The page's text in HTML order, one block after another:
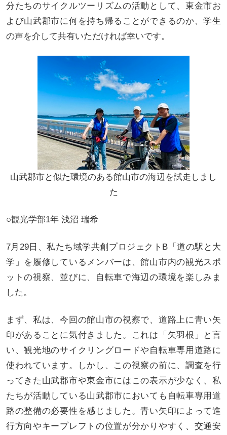
分たちのサイクルツーリズムの活動として、東金市お
よび山武郡市に何を持ち帰ることができるのか、学生
の声を介して共有いただければ幸いです。
山武郡市と似た環境のある館山市の海辺を試走しまし
た
○観光学部1年 浅沼 瑞希
7月29日、私たち域学共創プロジェクトB「道の駅と大
学」を履修しているメンバーは、館山市内の観光スポ
ットの視察、並びに、自転車で海辺の環境を楽しみま
した。
まず、私は、今回の館山市の視察で、道路上に青い矢
印があることに気付きました。これは「矢羽根」と言
い、観光地のサイクリングロードや自転車専用道路に
使われています。しかし、この視察の前に、調査を行
ってきた山武郡市や東金市にはこの表示が少なく、私
たちが活動している山武郡市においても自転車専用道
路の整備の必要性を感じました。青い矢印によって進
行方向やキープレフトの位置が分かりやすく、交通安